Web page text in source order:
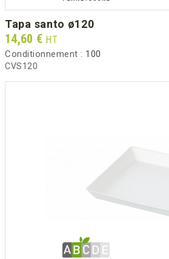
tapa santo ø120
Prix
14,60 € HT
Conditionnement : 100
CVS120